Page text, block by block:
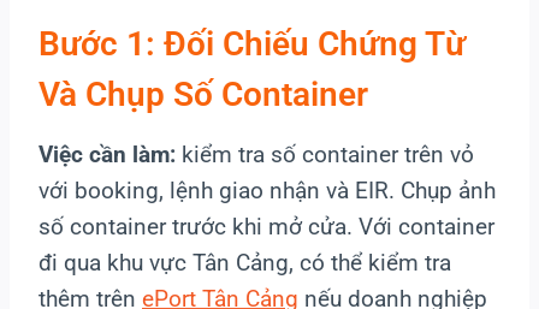
Bước 1: Đối Chiếu Chứng Từ
Và Chụp Số Container
Việc cần làm: kiểm tra số container trên vỏ
với booking, lệnh giao nhận và EIR. Chụp ảnh
số container trước khi mở cửa. Với container
đi qua khu vực Tân Cảng, có thể kiểm tra
thêm trên ePort Tân Cảng nếu doanh nghiệp